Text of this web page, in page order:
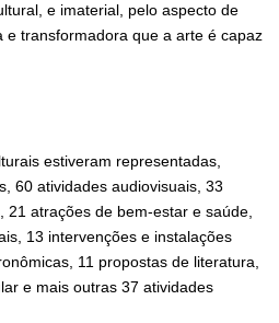
e imaterial, pelo aspecto de
e transformadora que a arte é capaz
estiveram representadas,
60 atividades audiovisuais, 33
21 atrações de bem-estar e saúde,
13 intervenções e instalações
11 propostas de literatura,
e mais outras 37 atividades